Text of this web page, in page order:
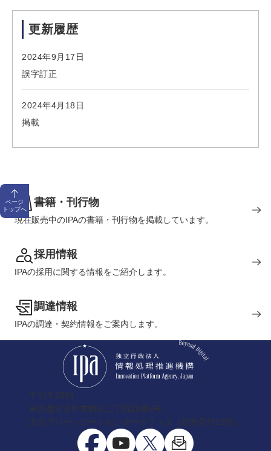
更新履歴
2024年9月17日
誤字訂正
2024年4月18日
掲載
ページ
トップへ
書籍・刊行物
現在販売中のIPAの書籍・刊行物を掲載しています。
採用情報
IPAの採用に関する情報をご紹介します。
調達情報
IPAの調達・契約情報をご案内します。
〒113-6591
東京都文京区本駒込二丁目28番8号
文京グリーンコートセンターオフィス（総合受付13階）